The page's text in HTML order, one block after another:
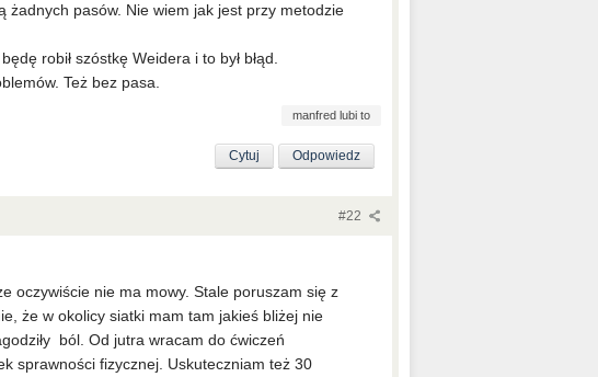
żadnych pasów. Nie wiem jak jest przy metodzie
robił szóstkę Weidera i to był błąd.
Też bez pasa.
manfred lubi to
Odpowiedz
Cytuj
#22
oczywiście nie ma mowy. Stale poruszam się z
że w okolicy siatki mam tam jakieś bliżej nie
ból. Od jutra wracam do ćwiczeń
sprawności fizycznej. Uskuteczniam też 30